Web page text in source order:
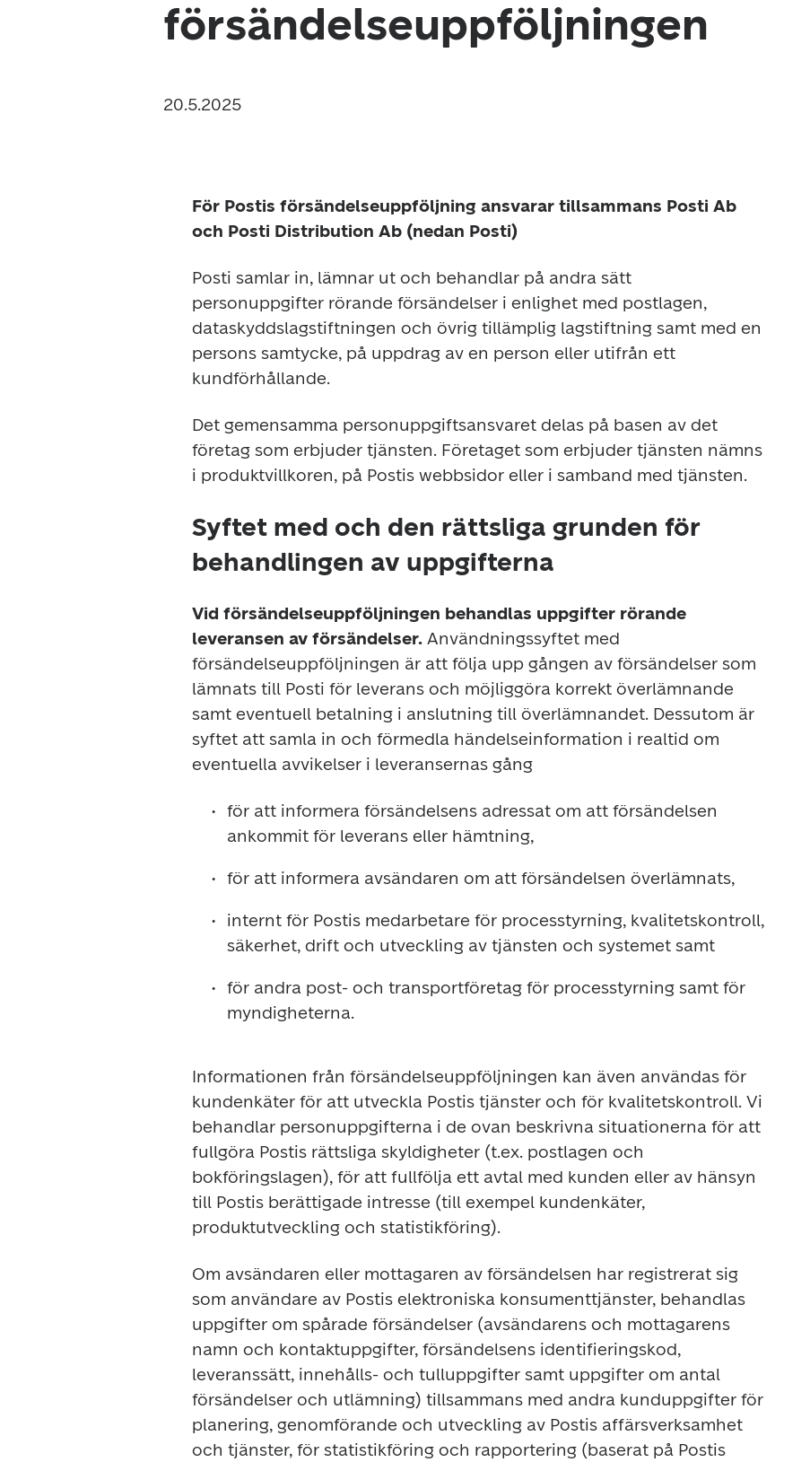
försändelseuppföljningen
20.5.2025
För Postis försändelseuppföljning ansvarar tillsammans Posti Ab
och Posti Distribution Ab (nedan Posti)
Posti samlar in, lämnar ut och behandlar på andra sätt
personuppgifter rörande försändelser i enlighet med postlagen,
dataskyddslagstiftningen och övrig tillämplig lagstiftning samt med en
persons samtycke, på uppdrag av en person eller utifrån ett
kundförhållande.
Det gemensamma personuppgiftsansvaret delas på basen av det
företag som erbjuder tjänsten. Företaget som erbjuder tjänsten nämns
i produktvillkoren, på Postis webbsidor eller i samband med tjänsten.
Syftet med och den rättsliga grunden för
behandlingen av uppgifterna
Vid försändelseuppföljningen behandlas uppgifter rörande
leveransen av försändelser. Användningssyftet med
försändelseuppföljningen är att följa upp gången av försändelser som
lämnats till Posti för leverans och möjliggöra korrekt överlämnande
samt eventuell betalning i anslutning till överlämnandet. Dessutom är
syftet att samla in och förmedla händelseinformation i realtid om
eventuella avvikelser i leveransernas gång
för att informera försändelsens adressat om att försändelsen
ankommit för leverans eller hämtning,
för att informera avsändaren om att försändelsen överlämnats,
internt för Postis medarbetare för processtyrning, kvalitetskontroll,
säkerhet, drift och utveckling av tjänsten och systemet samt
för andra post- och transportföretag för processtyrning samt för
myndigheterna.
Informationen från försändelseuppföljningen kan även användas för
kundenkäter för att utveckla Postis tjänster och för kvalitetskontroll. Vi
behandlar personuppgifterna i de ovan beskrivna situationerna för att
fullgöra Postis rättsliga skyldigheter (t.ex. postlagen och
bokföringslagen), för att fullfölja ett avtal med kunden eller av hänsyn
till Postis berättigade intresse (till exempel kundenkäter,
produktutveckling och statistikföring).
Om avsändaren eller mottagaren av försändelsen har registrerat sig
som användare av Postis elektroniska konsumenttjänster, behandlas
uppgifter om spårade försändelser (avsändarens och mottagarens
namn och kontaktuppgifter, försändelsens identifieringskod,
leveranssätt, innehålls- och tulluppgifter samt uppgifter om antal
försändelser och utlämning) tillsammans med andra kunduppgifter för
planering, genomförande och utveckling av Postis affärsverksamhet
och tjänster, för statistikföring och rapportering (baserat på Postis